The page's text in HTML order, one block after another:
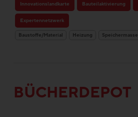
Innovationslandkarte Bauteilaktivierung
Expertennetzwerk
Baustoffe/Material Heizung Speichermasse
BÜCHERDEPOT